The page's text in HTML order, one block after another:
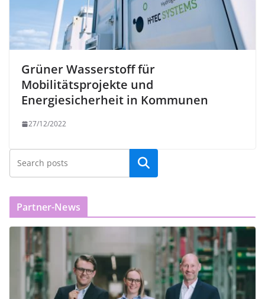
Grüner Wasserstoff für
Mobilitätsprojekte und
Energiesicherheit in Kommunen
27/12/2022
Partner-News